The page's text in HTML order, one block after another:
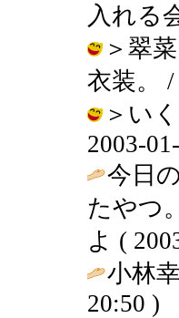
入れる
＞翠
衣装。
＞い
2003-
今日
たやつ
よ (
小林
20:50 )